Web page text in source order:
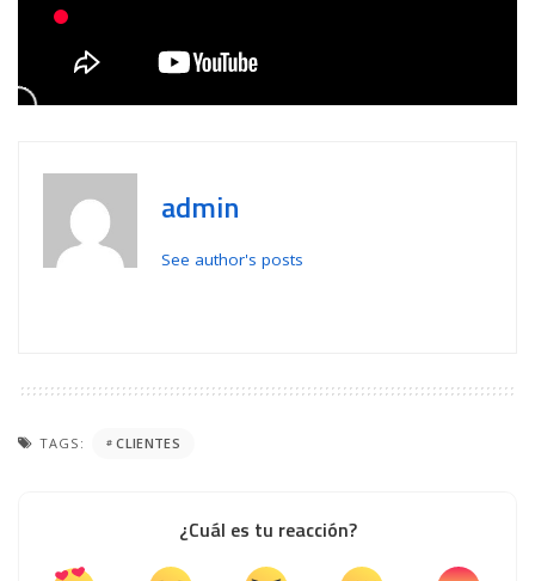
admin
See author's posts
TAGS: CLIENTES
¿Cuál es tu reacción?